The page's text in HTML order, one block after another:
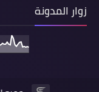
زوار المدونة